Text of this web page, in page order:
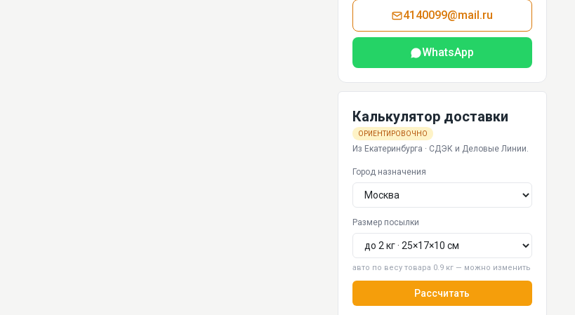
4140099@mail.ru
WhatsApp
Калькулятор доставки
ОРИЕНТИРОВОЧНО
Из Екатеринбурга · СДЭК и Деловые Линии.
Город назначения
Размер посылки
авто по весу товара 0.9 кг — можно изменить
Рассчитать